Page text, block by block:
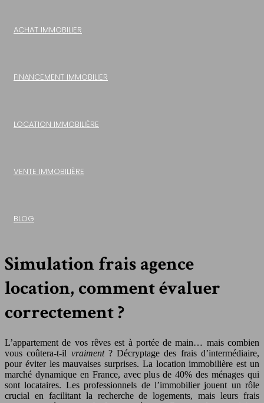
ACHAT IMMOBILIER
FINANCEMENT IMMOBILIER
LOCATION IMMOBILIÈRE
VENTE IMMOBILIÈRE
BLOG
Simulation frais agence
location, comment évaluer
correctement ?
L’appartement de vos rêves est à portée de main… mais combien
vous coûtera-t-il vraiment ? Décryptage des frais d’intermédiaire,
pour éviter les mauvaises surprises. La location immobilière est un
marché dynamique en France, avec plus de 40% des ménages qui
sont locataires. Les professionnels de l’immobilier jouent un rôle
crucial en facilitant la recherche de logements, mais leurs frais